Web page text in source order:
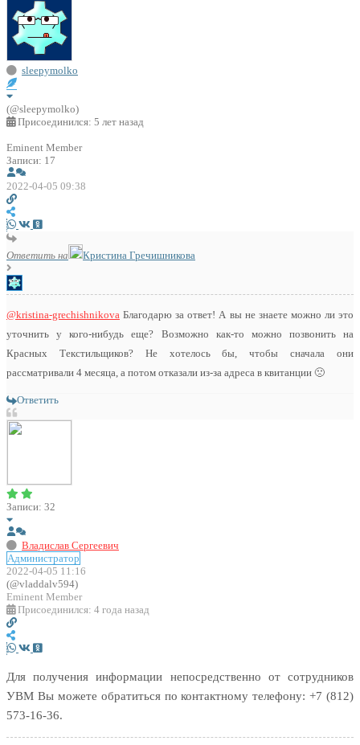
sleepymolko
(@sleepymolko)
Присоединился: 5 лет назад
Eminent Member
Записи: 17
2022-04-05 09:38
Ответить на Кристина Гречишникова
@kristina-grechishnikova Благодарю за ответ! А вы не знаете можно ли это
уточнить у кого-нибудь еще? Возможно как-то можно позвонить на
Красных Текстильщиков? Не хотелось бы, чтобы сначала они
рассматривали 4 месяца, а потом отказали из-за адреса в квитанции 🙁
Ответить
Записи: 32
Владислав Сергеевич
Администратор
2022-04-05 11:16
(@vladdalv594)
Eminent Member
Присоединился: 4 года назад
Для получения информации непосредственно от сотрудников
УВМ Вы можете обратиться по контактному телефону: +7 (812)
573-16-36.